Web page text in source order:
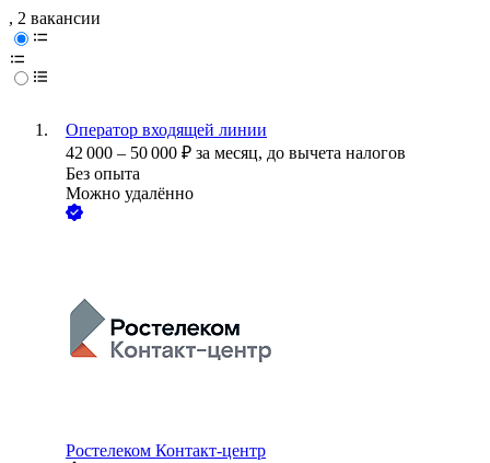
, 2 вакансии
Оператор входящей линии
42 000 – 50 000 ₽ за месяц, до вычета налогов
Без опыта
Можно удалённо
Ростелеком Контакт-центр